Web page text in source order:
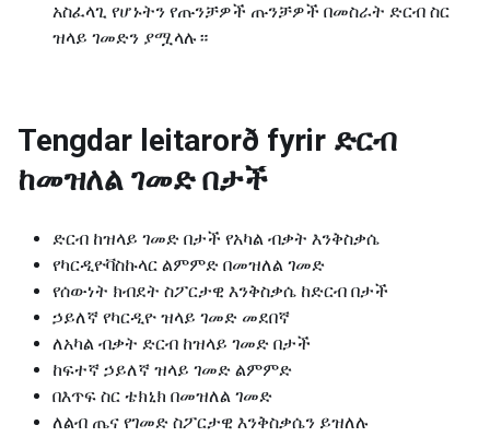
አስፈላጊ የሆኑትን የጡንቻዎች ጡንቻዎች በመስራት ድርብ ስር
ዝላይ ገመድን ያሟላሉ።
Tengdar leitarorð fyrir ድርብ
ከመዝለል ገመድ በታች
ድርብ ከዝላይ ገመድ በታች የአካል ብቃት እንቅስቃሴ
የካርዲዮቫስኩላር ልምምድ በመዝለል ገመድ
የሰውነት ክብደት ስፖርታዊ እንቅስቃሴ ከድርብ በታች
ኃይለኛ የካርዲዮ ዝላይ ገመድ መደበኛ
ለአካል ብቃት ድርብ ከዝላይ ገመድ በታች
ከፍተኛ ኃይለኛ ዝላይ ገመድ ልምምድ
በእጥፍ ስር ቴክኒክ በመዝለል ገመድ
ለልብ ጤና የገመድ ስፖርታዊ እንቅስቃሴን ይዝለሉ